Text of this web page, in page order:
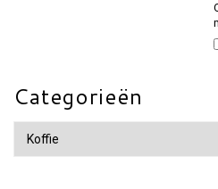
Categorieën